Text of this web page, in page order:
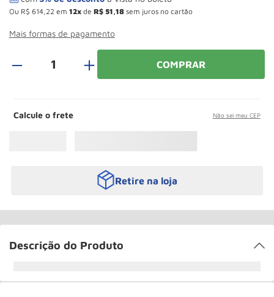
Ou R$ 614 22 em 12 de R$ 51 18 sem juros no cartão
Mais formas de pagamento
＋ COMPRAR
Calcule o frete Não sei meu CEP
Retire na loja
Descrição do Produto
10º Paleteira